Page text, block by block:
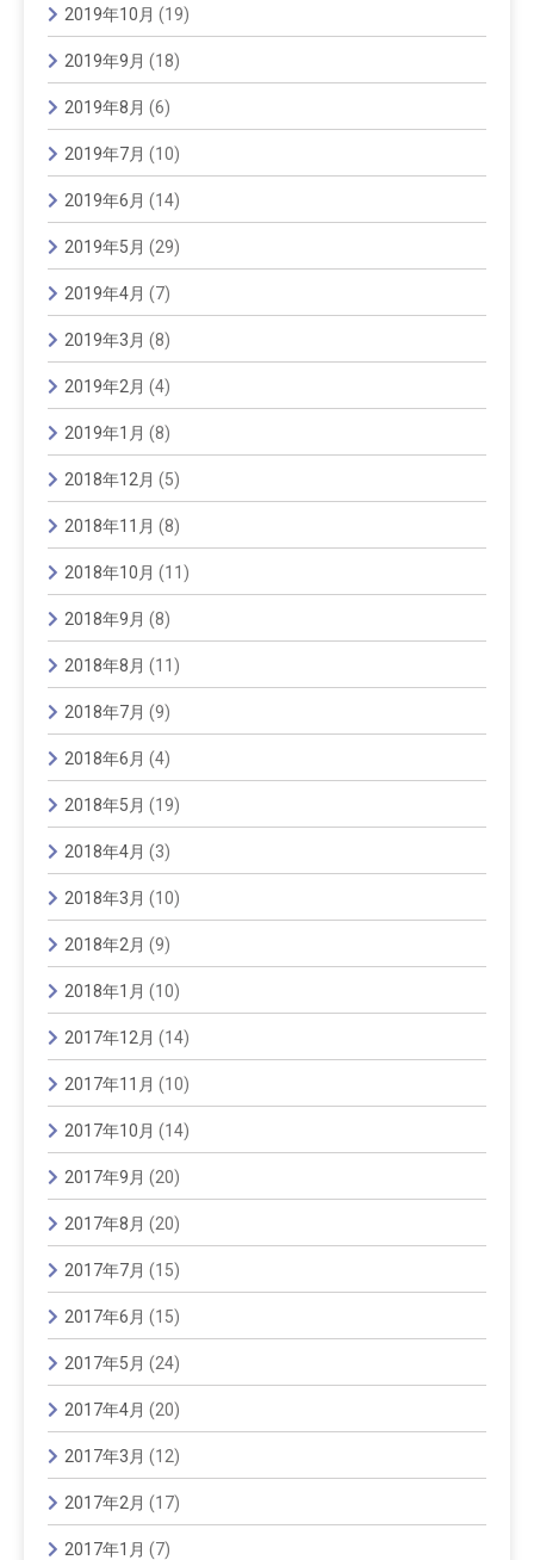
2019年10月 (19)
2019年9月 (18)
2019年8月 (6)
2019年7月 (10)
2019年6月 (14)
2019年5月 (29)
2019年4月 (7)
2019年3月 (8)
2019年2月 (4)
2019年1月 (8)
2018年12月 (5)
2018年11月 (8)
2018年10月 (11)
2018年9月 (8)
2018年8月 (11)
2018年7月 (9)
2018年6月 (4)
2018年5月 (19)
2018年4月 (3)
2018年3月 (10)
2018年2月 (9)
2018年1月 (10)
2017年12月 (14)
2017年11月 (10)
2017年10月 (14)
2017年9月 (20)
2017年8月 (20)
2017年7月 (15)
2017年6月 (15)
2017年5月 (24)
2017年4月 (20)
2017年3月 (12)
2017年2月 (17)
2017年1月 (7)